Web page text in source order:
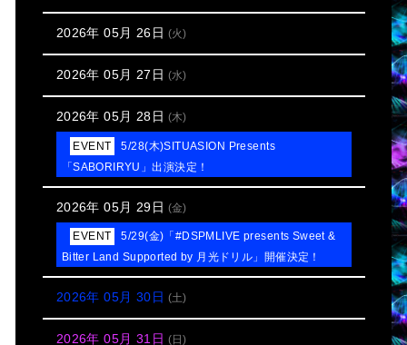
2026年 05月 26日 (火)
2026年 05月 27日 (水)
2026年 05月 28日 (木)
5/28(木)SITUASION Presents
「SABORIRYU」出演決定！
2026年 05月 29日 (金)
5/29(金)「#DSPMLIVE presents Sweet &
Bitter Land Supported by 月光ドリル」開催決定！
2026年 05月 30日 (土)
2026年 05月 31日 (日)